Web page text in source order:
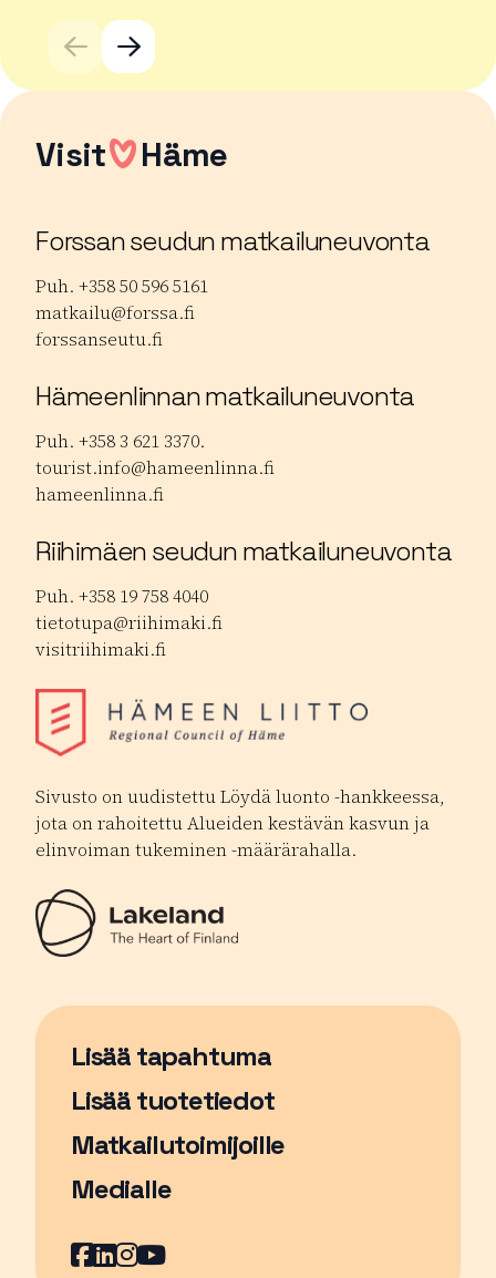
Visit Häme
Forssan seudun matkailuneuvonta
Puh. +358 50 596 5161
matkailu@forssa.fi
forssanseutu.fi
Hämeenlinnan matkailuneuvonta
Puh. +358 3 621 3370.
tourist.info@hameenlinna.fi
hameenlinna.fi
Riihimäen seudun matkailuneuvonta
Puh. +358 19 758 4040
tietotupa@riihimaki.fi
visitriihimaki.fi
Sivusto on uudistettu Löydä luonto -hankkeessa,
jota on rahoitettu Alueiden kestävän kasvun ja
elinvoiman tukeminen -määrärahalla.
Lisää tapahtuma
Sivu avautuu uudessa ikkunassa
Lisää tuotetiedot
Matkailutoimijoille
Medialle
Facebook
Sivu avautuu uudessa ikkunassa
LinkedIn
Sivu avautuu uudessa ikkunassa
Instagram
Sivu avautuu uudessa
YouTube
Sivu avautuu uudessa